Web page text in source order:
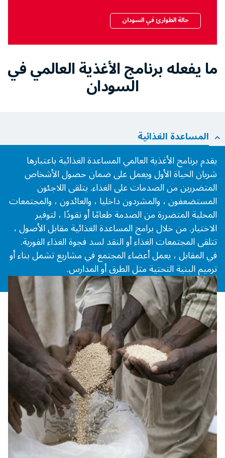
حالة الطوارئ في السودان
ما يفعله برنامج الأغذية العالمي في
السودان
المساعدة الغذائية
يقدم برنامج الأغذية العالمي المساعدة الغذائية باعتبارها
شريان الحياة الأول ويعمل على ضمان حصول الأشخاص
المتضررين من الصدمات على الغذاء. يتلقى اللاجئون
المستضعفون ، والمشردون داخليا ، والعائدون ، والمجتمعات
المحلية المتضررة من الصدمة طعامًا أو نقودًا ، لتوفير
الاختيار. من خلال برامج المساعدة الغذائية مقابل الأصول ،
تتلقى المجتمعات الغذاء أو النقد لسد فجوة الغذاء الفورية.
في المقابل ، يعمل أعضاء المجتمع في مشاريع تشمل بناء أو
ترميم البنية التحتية مثل الطرق أو المدارس.